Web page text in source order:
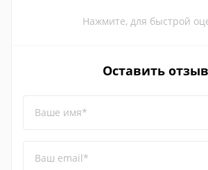
Нажмите, для быстрой
Оставить отзыв
Ваше имя*
Ваш email*